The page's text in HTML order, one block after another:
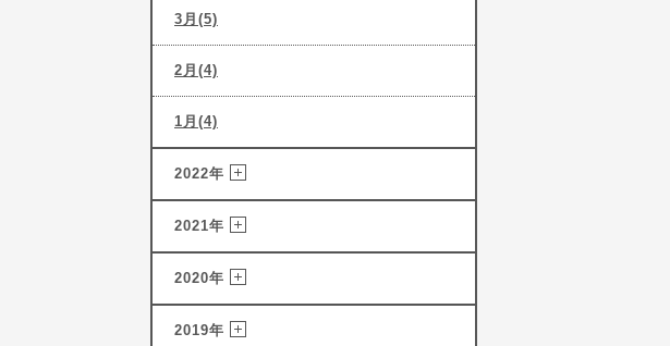
3月(5)
2月(4)
1月(4)
2022年
2021年
2020年
2019年